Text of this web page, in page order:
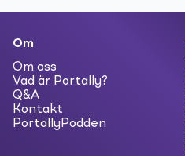
Om
Om oss
Vad är Portally?
Q&A
Kontakt
PortallyPodden